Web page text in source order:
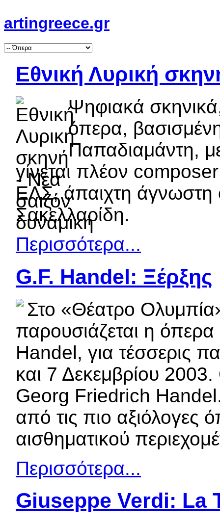
artingreece.gr
Εθνική Λυρική
Ψηφιακά
όπερα,
Παπαδιαμάντη,
γίνεται πλέον
ΕΛΣ, άπαιχτη άγνωστη
Σακελλαρίδη.
Περισσότερα...
G.F. Handel: Ξέρξης
Στο «Θέατρο
παρουσιάζεται η
Handel, για τέσσερις
και 7 Δεκεμβρίου
Georg Friedrich Handel.
από τις πιο αξιόλογες
αισθηματικού
Περισσότερα...
Giuseppe Verdi: La